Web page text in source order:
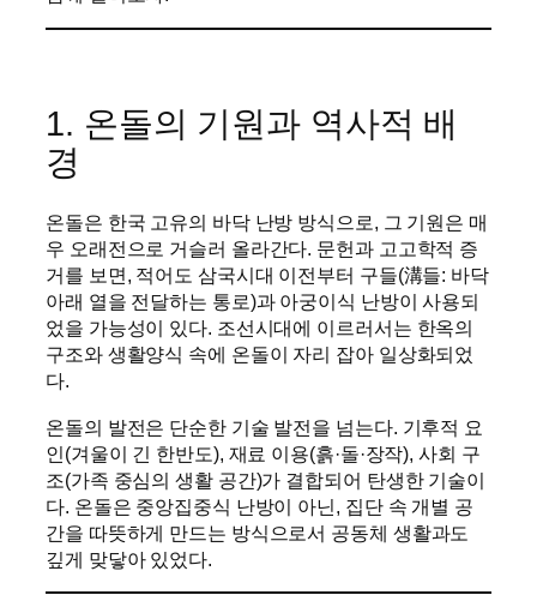
1. 온돌의 기원과 역사적 배
경
온돌은 한국 고유의 바닥 난방 방식으로, 그 기원은 매
우 오래전으로 거슬러 올라간다. 문헌과 고고학적 증
거를 보면, 적어도 삼국시대 이전부터 구들(溝들: 바닥
아래 열을 전달하는 통로)과 아궁이식 난방이 사용되
었을 가능성이 있다. 조선시대에 이르러서는 한옥의
구조와 생활양식 속에 온돌이 자리 잡아 일상화되었
다.
온돌의 발전은 단순한 기술 발전을 넘는다. 기후적 요
인(겨울이 긴 한반도), 재료 이용(흙·돌·장작), 사회 구
조(가족 중심의 생활 공간)가 결합되어 탄생한 기술이
다. 온돌은 중앙집중식 난방이 아닌, 집단 속 개별 공
간을 따뜻하게 만드는 방식으로서 공동체 생활과도
깊게 맞닿아 있었다.